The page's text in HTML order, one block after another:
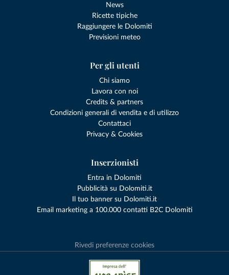
News
Ricette tipiche
Raggiungere le Dolomiti
Previsioni meteo
Per gli utenti
Chi siamo
Lavora con noi
Credits & partners
Condizioni generali di vendita e di utilizzo
Contattaci
Privacy & Cookies
Inserzionisti
Entra in Dolomiti
Pubblicità su Dolomiti.it
Il tuo banner su Dolomiti.it
Email marketing a 100.000 contatti B2C Dolomiti
Rivedi preferenze cookies